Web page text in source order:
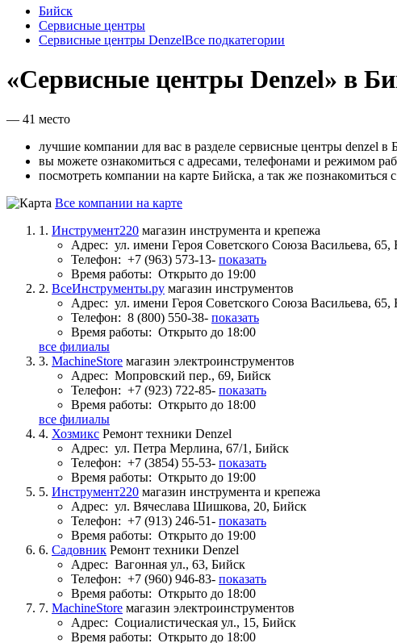
Бийск
Сервисные центры
Сервисные центры DenzelВсе подкатегории
«Сервисные центры Denzel» в
— 41 место
лучшие компании для вас в разделе сервисные центры denzel в
вы можете ознакомиться с адресами, телефонами и режимом
посмотреть компании на карте Бийска, а так же
Все компании на карте
1. Инструмент220 магазин инструмента и крепежа
Адрес: ул. имени Героя Советского Союза Васильева, 65,
Телефон: +7 (963) 573-13- показать
Время работы: Открыто до 19:00
2. ВсеИнструменты.ру магазин инструментов
Адрес: ул. имени Героя Советского Союза Васильева, 65,
Телефон: 8 (800) 550-38- показать
Время работы: Открыто до 18:00
все филиалы
3. MachineStore магазин электроинструментов
Адрес: Мопровский пер., 69, Бийск
Телефон: +7 (923) 722-85- показать
Время работы: Открыто до 18:00
все филиалы
4. Хозмикс Ремонт техники Denzel
Адрес: ул. Петра Мерлина, 67/1, Бийск
Телефон: +7 (3854) 55-53- показать
Время работы: Открыто до 19:00
5. Инструмент220 магазин инструмента и крепежа
Адрес: ул. Вячеслава Шишкова, 20, Бийск
Телефон: +7 (913) 246-51- показать
Время работы: Открыто до 19:00
6. Садовник Ремонт техники Denzel
Адрес: Вагонная ул., 63, Бийск
Телефон: +7 (960) 946-83- показать
Время работы: Открыто до 18:00
7. MachineStore магазин электроинструментов
Адрес: Социалистическая ул., 15, Бийск
Время работы: Открыто до 18:00